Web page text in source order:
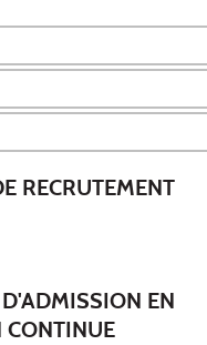
RECRUTEMENT
EN
CONTINUE